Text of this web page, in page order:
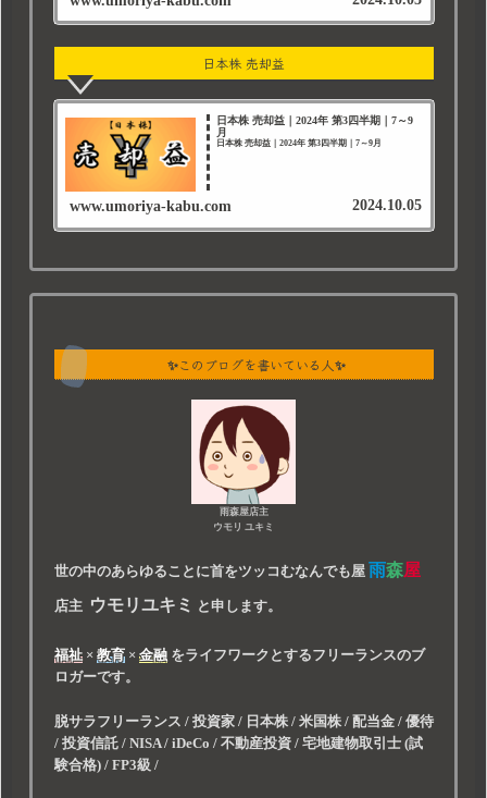
日本株 売却益
日本株 売却益｜2024年 第3四半期｜7～9
月
日本株 売却益｜2024年 第3四半期｜7～9月
www.umoriya-kabu.com 2024.10.05
✨このブログを書いている人✨
雨森屋店主
ウモリ ユキミ
世の中のあらゆることに首をツッコむなんでも屋 雨森屋
店主 ウモリユキミ と申します。
福祉× 教育× 金融をライフワークとするフリーランスのブ
ロガーです。
脱サラフリーランス / 投資家 / 日本株 / 米国株 / 配当金 / 優待
/ 投資信託 / NISA / iDeCo / 不動産投資 / 宅地建物取引士 (試
験合格) / FP3級 /